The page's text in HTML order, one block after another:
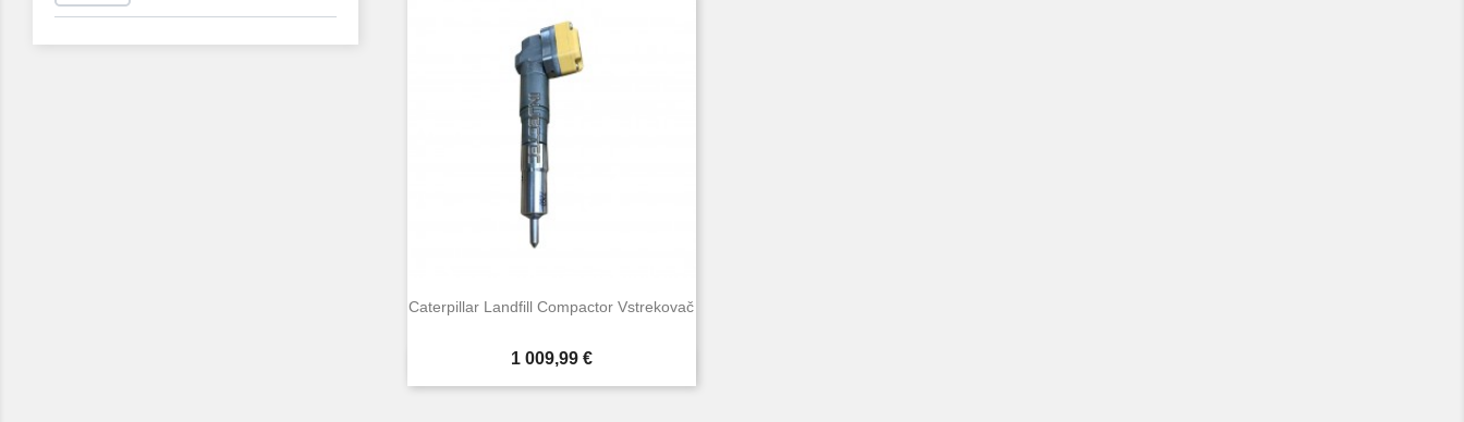
Caterpillar Landfill Compactor Vstrekovač
Cena
1 009,99 €
Rýchly náhľad